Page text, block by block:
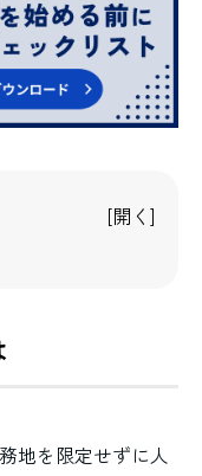
地を限定せずに人